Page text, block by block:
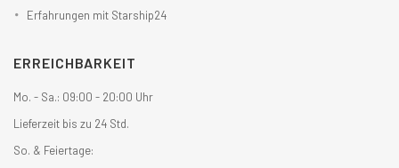
Erfahrungen mit Starship24
ERREICHBARKEIT
Mo. - Sa.: 09:00 - 20:00 Uhr
Lieferzeit bis zu 24 Std.
So. & Feiertage: